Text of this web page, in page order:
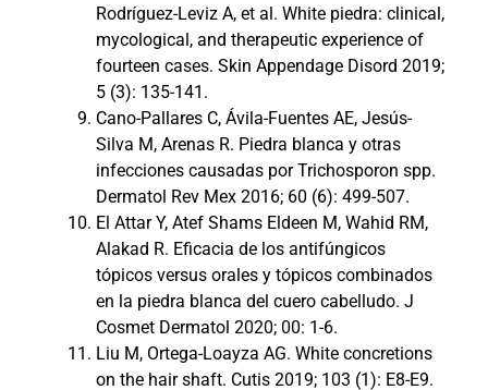
Rodríguez-Leviz A, et al. White piedra: clinical,
mycological, and therapeutic experience of
fourteen cases. Skin Appendage Disord 2019;
5 (3): 135-141.
Cano-Pallares C, Ávila-Fuentes AE, Jesús-
Silva M, Arenas R. Piedra blanca y otras
infecciones causadas por Trichosporon spp.
Dermatol Rev Mex 2016; 60 (6): 499-507.
El Attar Y, Atef Shams Eldeen M, Wahid RM,
Alakad R. Eficacia de los antifúngicos
tópicos versus orales y tópicos combinados
en la piedra blanca del cuero cabelludo. J
Cosmet Dermatol 2020; 00: 1-6.
Liu M, Ortega-Loayza AG. White concretions
on the hair shaft. Cutis 2019; 103 (1): E8-E9.